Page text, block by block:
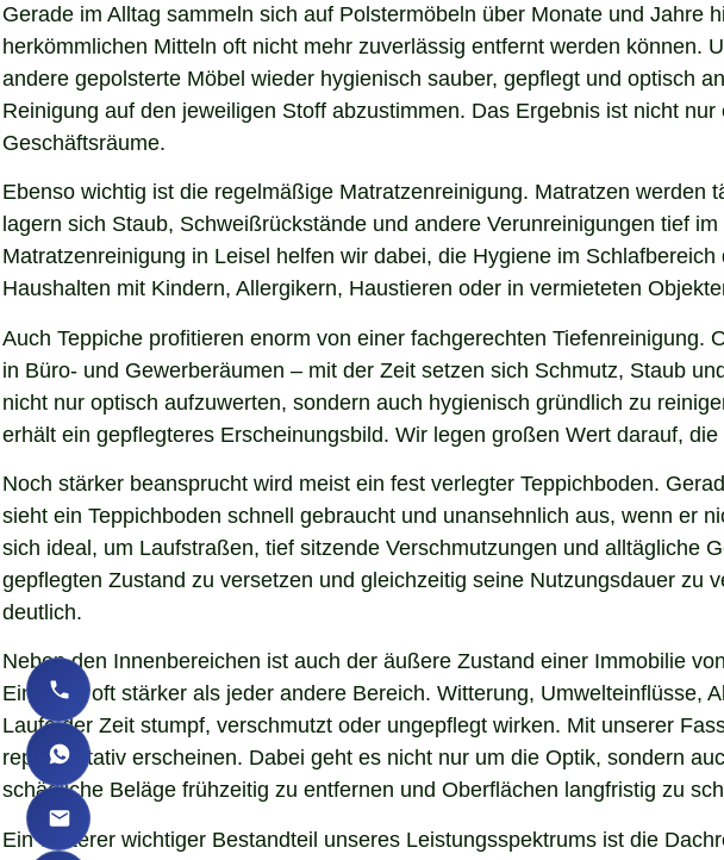
Gerade im Alltag sammeln sich auf Polstermöbeln über Monate und
herkömmlichen Mitteln oft nicht mehr zuverlässig entfernt werden können.
andere gepolsterte Möbel wieder hygienisch sauber, gepflegt und optisch
Reinigung auf den jeweiligen Stoff abzustimmen. Das Ergebnis ist nicht
Geschäftsräume.
Ebenso wichtig ist die regelmäßige Matratzenreinigung. Matratzen
lagern sich Staub, Schweißrückstände und andere Verunreinigungen tief
Matratzenreinigung in Leisel helfen wir dabei, die Hygiene im
Haushalten mit Kindern, Allergikern, Haustieren oder in vermieteten
Auch Teppiche profitieren enorm von einer fachgerechten
in Büro- und Gewerberäumen – mit der Zeit setzen sich Schmutz, Staub
nicht nur optisch aufzuwerten, sondern auch hygienisch gründlich zu
erhält ein gepflegteres Erscheinungsbild. Wir legen großen Wert darauf,
Noch stärker beansprucht wird meist ein fest verlegter Teppichboden.
sieht ein Teppichboden schnell gebraucht und unansehnlich aus, wenn er
sich ideal, um Laufstraßen, tief sitzende Verschmutzungen und alltägliche
gepflegten Zustand zu versetzen und gleichzeitig seine Nutzungsdauer
deutlich.
Neben den Innenbereichen ist auch der äußere Zustand einer Immobilie
Eindruck oft stärker als jeder andere Bereich. Witterung, Umwelteinflüsse,
Laufe der Zeit stumpf, verschmutzt oder ungepflegt wirken. Mit unserer
repräsentativ erscheinen. Dabei geht es nicht nur um die Optik, sondern
schädliche Beläge frühzeitig zu entfernen und Oberflächen langfristig zu
Ein weiterer wichtiger Bestandteil unseres Leistungsspektrums ist die